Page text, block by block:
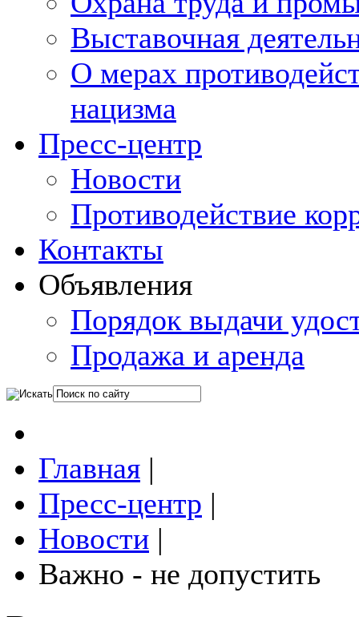
Выставочная
О мерах
нацизма
Пресс-центр
Новости
Противодействие
Контакты
Объявления
Порядок выдачи
Продажа и аренда
Главная |
Пресс-центр |
Новости |
Важно - не допустить